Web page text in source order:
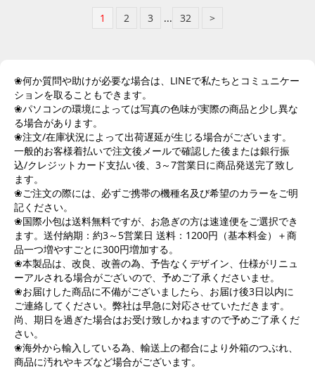
14 ケース chanel シャネル
1 2 3 ... 32 >
❀何か質問や助けが必要な場合は、LINEで私たちとコミュニケー
ションを取ることもできます。
❀パソコンの環境によっては写真の色味が実際の商品と少し異な
る場合があります。
❀注文/在庫状況によって出荷遅延が生じる場合がございます。
一般的お客様着払いで注文後メールで確認した後または銀行振
込/クレジットカード支払い後、3～7営業日に商品発送完了致し
ます。
❀ご注文の際には、必ずご携帯の機種名及び希望のカラーをご明
記ください。
❀国際小包は送料無料ですが、お急ぎの方は速達便をご選択でき
ます。送付納期：約3～5営業日 送料：1200円（基本料金）＋商
品一つ増やすごとに300円増加する。
❀本製品は、改良、改善の為、予告なくデザイン、仕様がリニュ
ーアルされる場合がございので、予めご了承くださいませ。
❀お届けした商品に不備がございましたら、お届け後3日以内に
ご連絡してください。弊社は早急に対応させていただきます。
尚、期日を過ぎた場合はお受け致しかねますので予めご了承くだ
さい。
❀海外から輸入している為、輸送上の都合により外箱のつぶれ、
商品に汚れやキズなど場合がございます。